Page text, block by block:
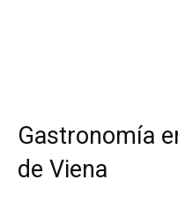
Gastronomía
de Viena